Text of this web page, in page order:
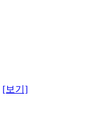
[보기]